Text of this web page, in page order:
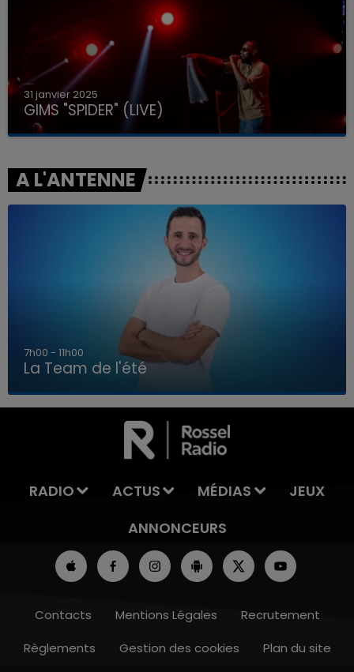
LA TEAM DE L'ÉTÉ
31 janvier 2025
GIMS "SPIDER" (LIVE)
A L'ANTENNE
7h00 - 11h00
La Team de l'été
RADIO ACTUS MÉDIAS
JEUX
ANNONCEURS
Contacts Mentions Légales
Recrutement
Règlements
Gestion des cookies Plan du site